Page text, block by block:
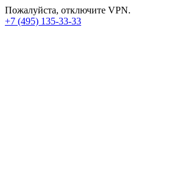
Пожалуйста, отключите VPN.
+7 (495) 135-33-33